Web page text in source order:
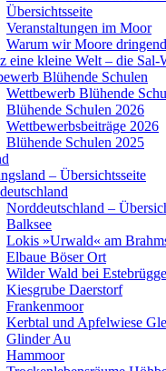
Übersichtsseite
Veranstaltungen im Moor
Warum wir Moore
eine kleine Welt – die Sal-
Blühende Schulen
Wettbewerb Blühende
Blühende Schulen 2026
Wettbewerbsbeiträge 2026
Blühende Schulen 2025
– Übersichtsseite
Norddeutschland –
Balksee
Lokis »Urwald« am
Elbaue Böser Ort
Wilder Wald bei Estebrügge
Kiesgrube Daerstorf
Frankenmoor
Kerbtal und Apfelwiese
Glinder Au
Hammoor